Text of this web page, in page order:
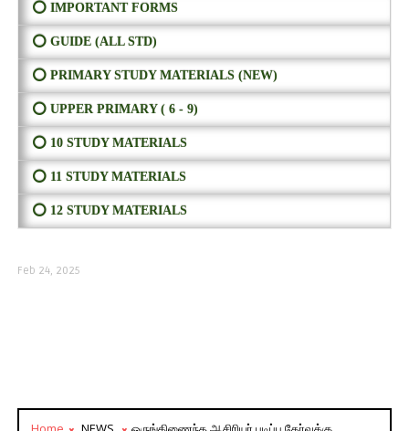
⭕ IMPORTANT FORMS
⭕ GUIDE (ALL STD)
⭕ PRIMARY STUDY MATERIALS (NEW)
⭕ UPPER PRIMARY ( 6 - 9)
⭕ 10 STUDY MATERIALS
⭕ 11 STUDY MATERIALS
⭕ 12 STUDY MATERIALS
Feb 24, 2025